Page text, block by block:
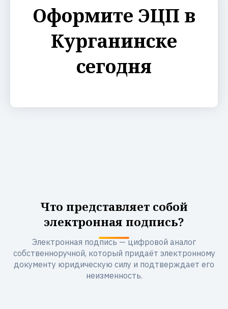
Оформите ЭЦП в
Курганинске
сегодня
Что представляет собой
электронная подпись?
Электронная подпись — цифровой аналог
собственноручной, который придаёт электронному
документу юридическую силу и подтверждает его
неизменность.